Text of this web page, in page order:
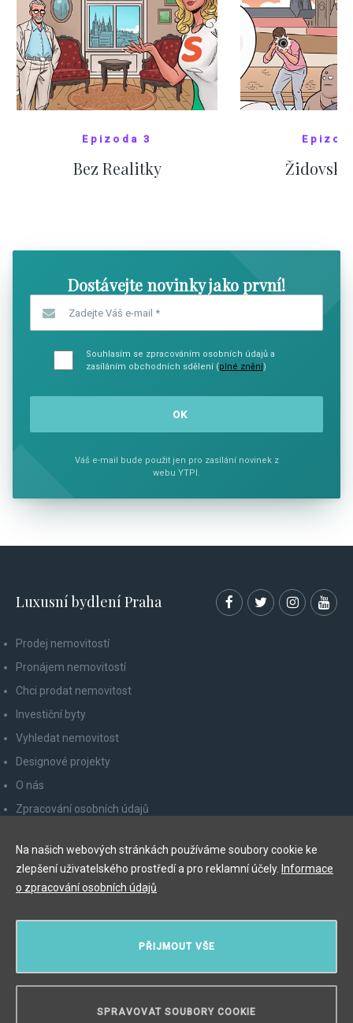
Epizoda 3
Bez Realitky
Dostávejte novinky jako první!
Souhlasím se zpracováním osobních údajů a
zasíláním obchodních sdělení (plné znění)
Váš e-mail bude použit jen pro zasílání novinek z
webu YTPI.
Luxusní bydlení Praha
Prodej nemovitostí
Pronájem nemovitostí
Chci prodat nemovitost
Investiční byty
Vyhledat nemovitost
Designové projekty
O nás
Zpracování osobních údajů
Odhlášení z newsletteru
Myslíková 245/3, 110 00 Praha 1
PŘIJMOUT VŠE
SPRAVOVAT SOUBORY COOKIE
Na našich webových stránkách používáme soubory cookie ke
zlepšení uživatelského prostředí a pro reklamní účely. Informace
o zpracování osobních údajů